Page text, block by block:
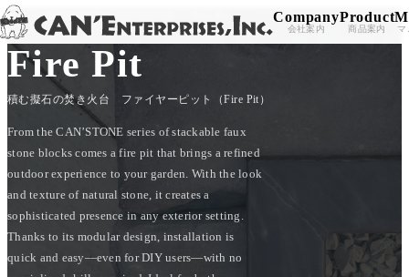
Skip to content Company
会社案内
Product
商品案内 マ
TOP / PRODUCT /
Fire Pit
積む擬石の焚き火台 ファイヤーピット（Fire Pit）
From the CAN’STONE series of stackable faux
stone blocks comes a fire pit that brings a refined
outdoor experience to your garden. With the look
and texture of natural stone, it creates a
sophisticated presence in any exterior setting.
Thanks to its modular design, installation is
quick and easy—even for DIY users—with no